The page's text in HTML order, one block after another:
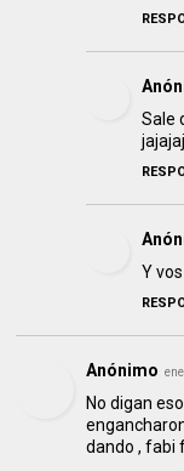
Sale
Y
Anónimo
No digan
dando , fabi